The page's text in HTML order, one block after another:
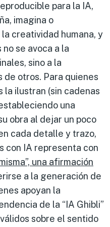
para la IA,
imagina o
creatividad humana, y
se avoca a la
sino a la
otros. Para quienes
la ilustran (sin cadenas
una
obra al dejar un poco
cada detalle y trazo,
con IA representa con
una afirmación
a la generación de
apoyan la
de la “IA Ghibli”
sobre el sentido